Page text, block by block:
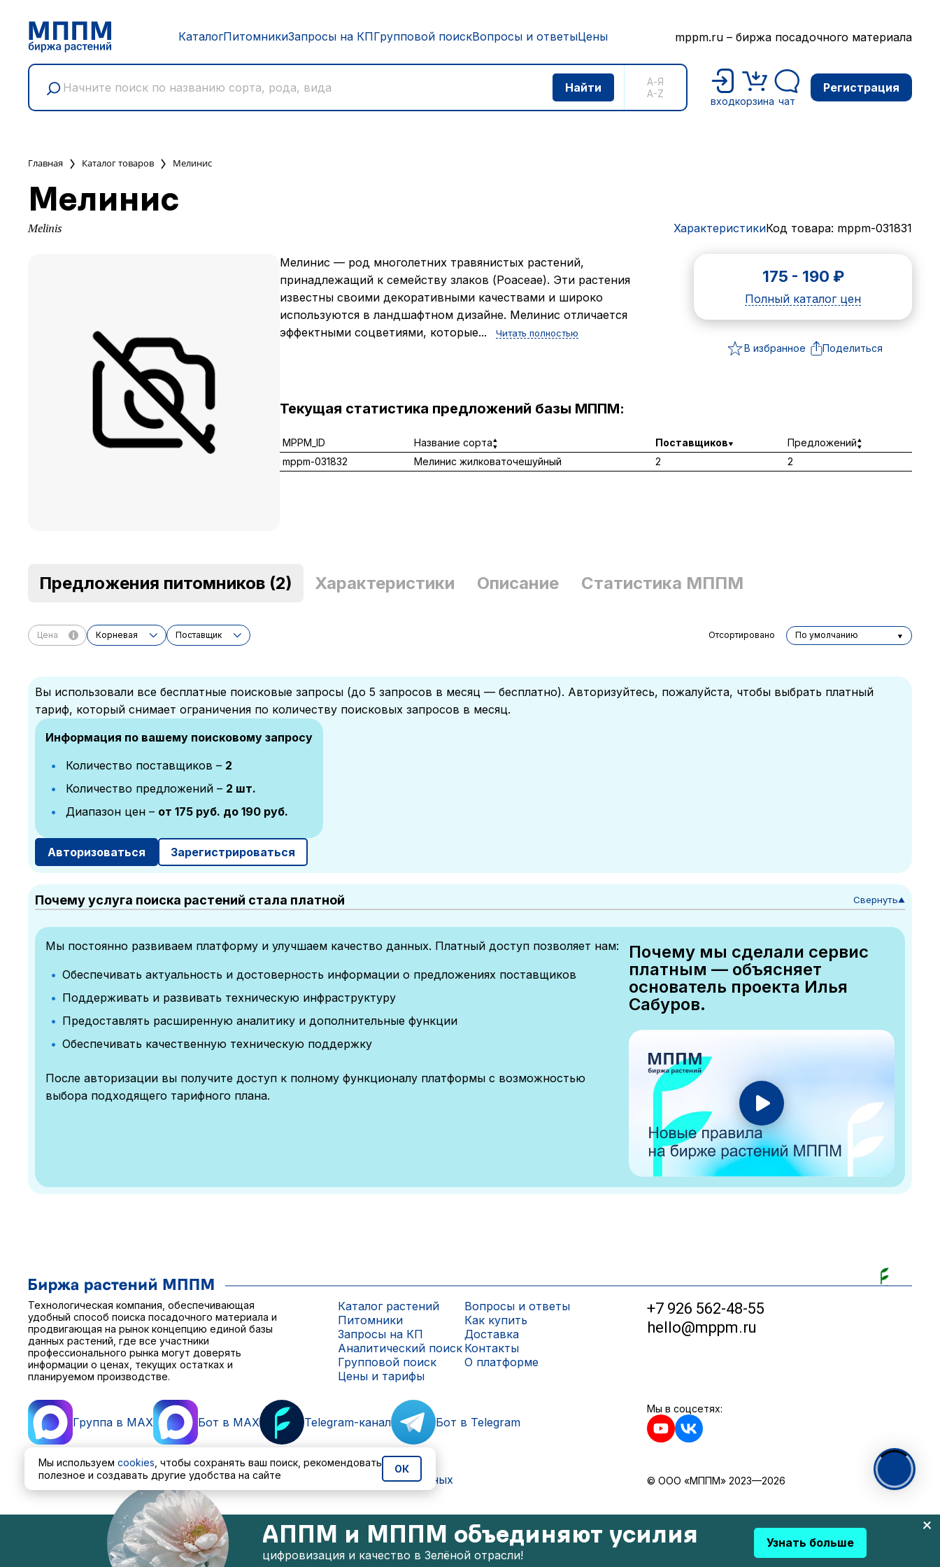
КаталогПитомникиЗапросы на КПГрупповой поискВопросы и ответыЦены mppm.ru – биржа посадочного материала
А-Я
A-Z
входкорзина чат
Регистрация
Главная Каталог товаров Мелинис
Мелинис
Melinis ХарактеристикиКод товара: mppm-031831
Мелинис — род многолетних травянистых растений,
принадлежащий к семейству злаков (Poaceae). Эти растения
известны своими декоративными качествами и широко
используются в ландшафтном дизайне. Мелинис отличается
эффектными соцветиями, которые...
Читать полностью
175 - 190 ₽
Полный каталог цен
В избранное Поделиться
Текущая статистика предложений базы МППМ:
MPPM_ID Название сорта Поставщиков
Предложений
mppm-031832
Мелинис жилковаточешуйный 2 2
Предложения питомников (2) Характеристики Описание Статистика МППМ
Цена Корневая Поставщик Отсортировано По умолчанию
Вы использовали все бесплатные поисковые запросы (до 5 запросов в месяц — бесплатно). Авторизуйтесь, пожалуйста, чтобы выбрать платный
тариф, который снимает ограничения по количеству поисковых запросов в месяц.
Информация по вашему поисковому запросу
Количество поставщиков – 2
Количество предложений – 2 шт.
Диапазон цен – от 175 руб. до 190 руб.
Авторизоваться Зарегистрироваться
Почему услуга поиска растений стала платной Свернуть▼
Мы постоянно развиваем платформу и улучшаем качество данных. Платный доступ позволяет нам:
Обеспечивать актуальность и достоверность информации о предложениях поставщиков
Поддерживать и развивать техническую инфраструктуру
Предоставлять расширенную аналитику и дополнительные функции
Обеспечивать качественную техническую поддержку
После авторизации вы получите доступ к полному функционалу платформы с возможностью
выбора подходящего тарифного плана.
Почему мы сделали сервис
платным — объясняет
основатель проекта Илья
Сабуров.
АППМ и МППМ объединяют усилия
цифровизация и качество в Зелёной отрасли!
Узнать больше
Технологическая компания, обеспечивающая
удобный способ поиска посадочного материала и
продвигающая на рынок концепцию единой базы
данных растений, где все участники
профессионального рынка могут доверять
информации о ценах, текущих остатках и
планируемом производстве.
Каталог растений
Питомники
Запросы на КП
Аналитический поиск
Групповой поиск
Цены и тарифы
Вопросы и ответы
Как купить
Доставка
Контакты
О платформе
+7 926 562-48-55
hello@mppm.ru
Группа в MAX Бот в MAX Telegram-канал Бот в Telegram
Мы в соцсетях:
Пользовательское соглашениеПолитика обработки персональных данных © ООО «МППМ» 2023—2026
Мы используем cookies , чтобы сохранять ваш поиск, рекомендовать
полезное и создавать другие удобства на сайте
ОК